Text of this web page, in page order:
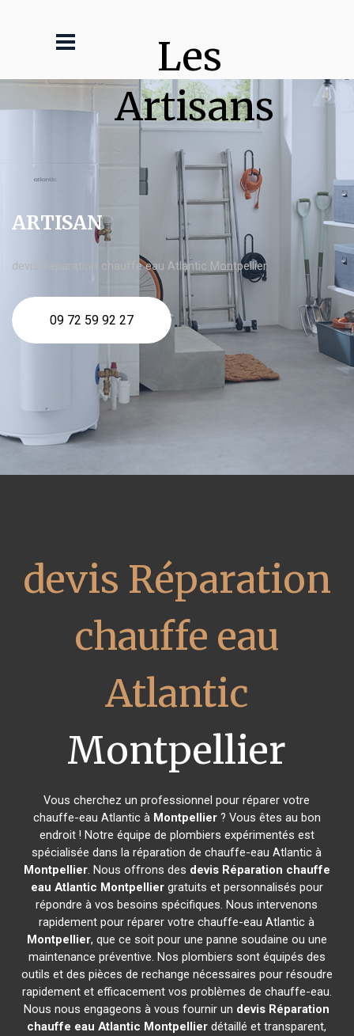
Les
Artisans
ARTISAN
devis Réparation chauffe eau Atlantic Montpellier
09 72 59 92 27
devis Réparation
chauffe eau
Atlantic
Montpellier
Vous cherchez un professionnel pour réparer votre
chauffe-eau Atlantic à Montpellier? Vous êtes au bon
endroit ! Notre équipe de plombiers expérimentés est
spécialisée dans la réparation de chauffe-eau Atlantic à
Montpellier. Nous offrons des devis Réparation chauffe
eau Atlantic Montpelliergratuits et personnalisés pour
répondre à vos besoins spécifiques. Nous intervenons
rapidement pour réparer votre chauffe-eau Atlantic à
Montpellier, que ce soit pour une panne soudaine ou une
maintenance préventive. Nos plombiers sont équipés des
outils et des pièces de rechange nécessaires pour résoudre
rapidement et efficacement vos problèmes de chauffe-eau.
Nous nous engageons à vous fournir un devis Réparation
chauffe eau Atlantic Montpellier détaillé et transparent,